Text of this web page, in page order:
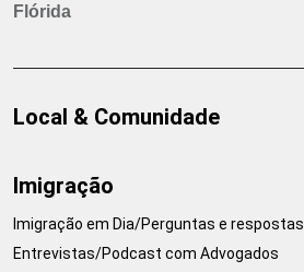
Flórida
Local & Comunidade
Imigração
Imigração em Dia/Perguntas e respostas
Entrevistas/Podcast com Advogados